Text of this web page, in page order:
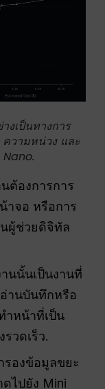
งเป็นทางการ
ความหน่วง และ
ต้องการการ
าจอ หรือการ
ผู้ช่วยดิจิทัล
นนั้นเป็นงานที่
านบันทึกหรือ
ำหน้าที่เป็น
วดเร็ว.
รองข้อมูลขยะ
ไปยัง Mini